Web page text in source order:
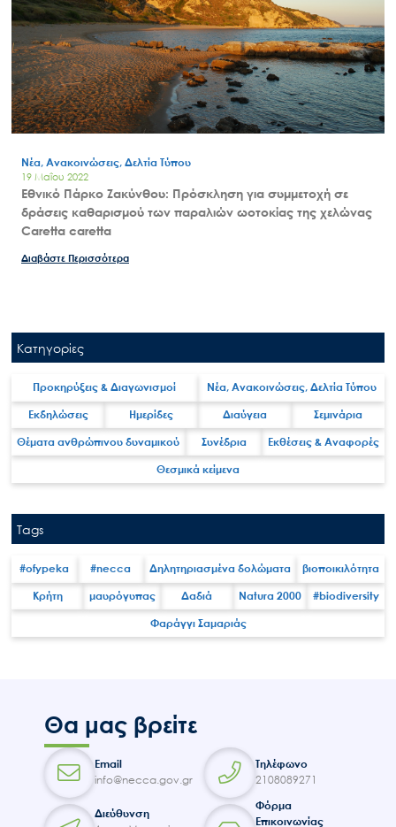
Search
for:
Ο.ΦΥ.ΠΕ.Κ.Α.
Νέα – Δημοσιότητα
Άξονες δράσης
Έργα
Εισιτήρια
Νέα, Ανακοινώσεις, Δελτία Τύπου
19 Μαΐου 2022
Εθνικό Πάρκο Ζακύνθου: Πρόσκληση για συμμετοχή σε
δράσεις καθαρισμού των παραλιών ωοτοκίας της χελώνας
Caretta caretta
Διαβάστε Περισσότερα
Κατηγορίες
Προκηρύξεις & Διαγωνισμοί Νέα, Ανακοινώσεις, Δελτία Τύπου
Εκδηλώσεις Ημερίδες Διαύγεια Σεμινάρια
Θέματα ανθρώπινου δυναμικού Συνέδρια Εκθέσεις & Αναφορές
Θεσμικά κείμενα
Tags
#ofypeka #necca Δηλητηριασμένα δολώματα βιοποικιλότητα
Κρήτη μαυρόγυπας Δαδιά Natura 2000 #biodiversity
Φαράγγι Σαμαριάς
Θα μας βρείτε
Email
info@necca.gov.gr
Τηλέφωνο
2108089271
Διεύθυνση
Φόρμα
Επικοινωνίας